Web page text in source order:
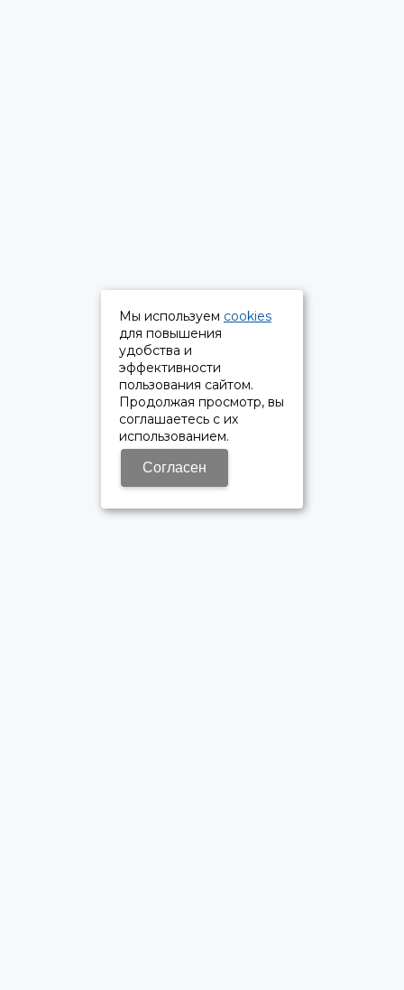
Мы используем cookies
для повышения
удобства и
эффективности
пользования сайтом.
Продолжая просмотр, вы
соглашаетесь с их
использованием.
Согласен